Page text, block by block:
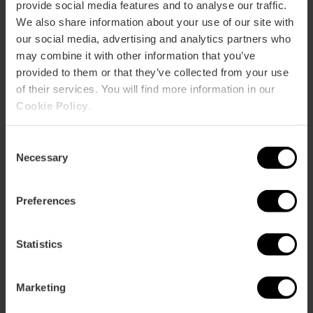
provide social media features and to analyse our traffic.
We also share information about your use of our site with
our social media, advertising and analytics partners who
may combine it with other information that you’ve
provided to them or that they’ve collected from your use
of their services. You will find more information in our
Cookie Policy
Selection
Necessary
Preferences
Statistics
Marketing
Capaciteit
Restaurant
55